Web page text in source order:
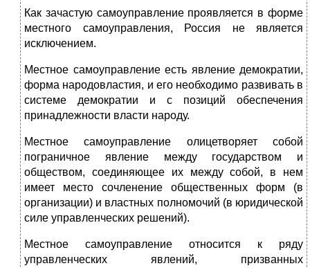
Как зачастую самоуправление проявляется в форме
местного самоуправления, Россия не является
исключением.
Местное самоуправление есть явление демократии,
форма народовластия, и его необходимо развивать в
системе демократии и с позиций обеспечения
принадлежности власти народу.
Местное самоуправление олицетворяет собой
пограничное явление между государством и
обществом, соединяющее их между собой, в нем
имеет место сочленение общественных форм (в
организации) и властных полномочий (в юридической
силе управленческих решений).
Местное самоуправление относится к ряду
управленческих явлений, призванных